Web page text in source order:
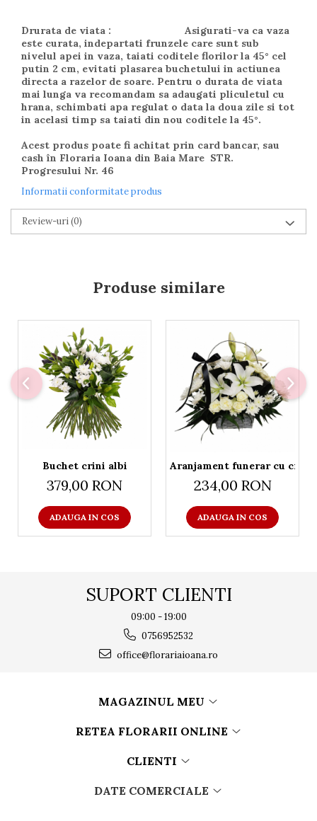
Drurata de viata :
Asigurati-va ca vaza
este curata, indepartati frunzele care sunt sub
nivelul apei in vaza, taiati coditele florilor la 45° cel
putin 2 cm, evitati plasarea buchetului in actiunea
directa a razelor de soare. Pentru o durata de viata
mai lunga va recomandam sa adaugati pliculetul cu
hrana, schimbati apa regulat o data la doua zile si tot
in acelasi timp sa taiati din nou coditele la 45°.
Acest produs poate fi achitat prin card bancar, sau
cash în Floraria Ioana din Baia Mare STR.
Progresului Nr. 46
Informatii conformitate produs
Review-uri(0)
Produse similare
Buchet crini albi
379,00 RON
ADAUGA IN COS
Aranjament funerar cu
234,00 RON
ADAUGA IN COS
SUPORT CLIENTI
09:00 - 19:00
0756952532
office@florariaioana.ro
MAGAZINUL MEU
RETEA FLORARII ONLINE
CLIENTI
DATE COMERCIALE